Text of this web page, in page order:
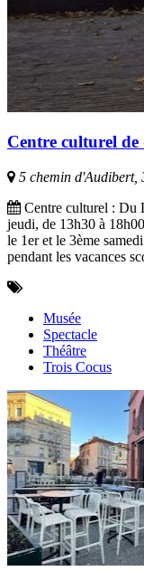
Centre culturel
5 chemin d'Audibert,
Centre culturel : Du
jeudi, de 13h30 à
le 1er et le 3ème
pendant les vacances
Musée
Spectacle
Théâtre
Trois Cocus